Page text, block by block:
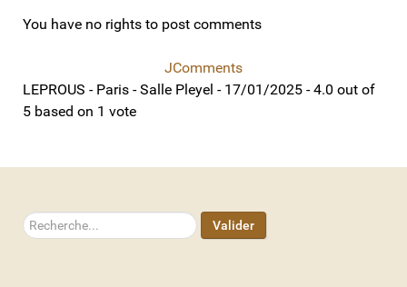
You have no rights to post comments
JComments
LEPROUS - Paris - Salle Pleyel - 17/01/2025 -4.0 out of
5 based on 1 vote
Rechercher Valider